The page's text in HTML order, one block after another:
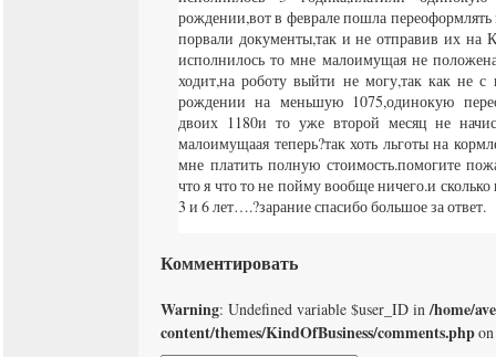
рождении,вот в феврале пошла
порвали документы,так и не отправив их на
исполнилось то мне малоимущая не
ходит,на роботу выйти не могу,так как не с
рождении на меньшую 1075,одинокую
двоих 1180и то уже второй месяц не
малоимущаая теперь?так хоть льготы на
мне платить полную стоимость.помогите
что я что то не пойму вообще ничего.и
3 и 6 лет….?зарание спасибо большое за ответ.
Комментировать
Warning: Undefined variable $user_ID in/home/
content/themes/KindOfBusiness/comments.php